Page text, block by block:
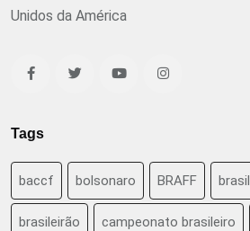
Unidos da América
Tags
baccf bolsonaro BRAFF brasil
brasileirão campeonato brasileiro